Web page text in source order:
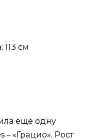
см
ещё одну
«Грацио». Рост